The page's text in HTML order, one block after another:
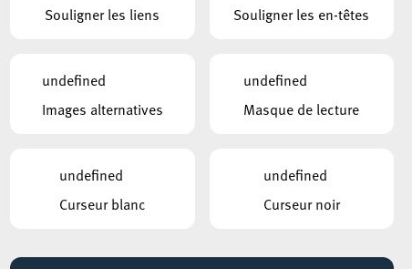
Angela Aux @Ratelach
Souligner les liens
Souligner les en-têtes
undefined
Images alternatives
undefined
Masque de lecture
undefined
Curseur blanc
undefined
Curseur noir